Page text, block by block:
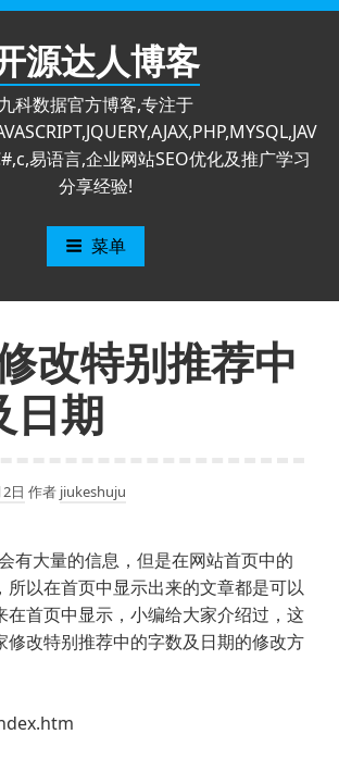
源达人博客
九科数据官方博客,专注于
易语言,企业网站SEO优化及推广学习
分享经验!
菜单
改特别推荐中
日期
日 作者 jiukeshuju
有大量的信息，但是在网站首页中的
所以在首页中显示出来的文章都是可以
在首页中显示，小编给大家介绍过，这
修改特别推荐中的字数及日期的修改方